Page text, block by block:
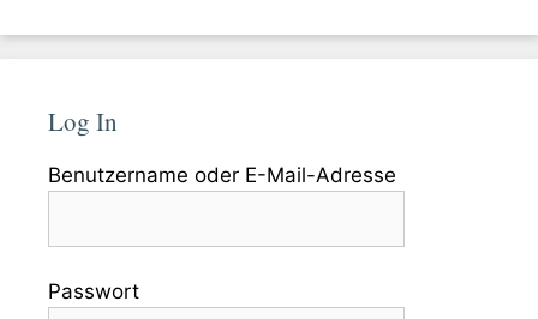
Log In
Benutzername oder E-Mail-Adresse
Passwort